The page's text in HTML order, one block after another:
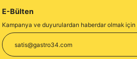
E-Bülten
Kampanya ve duyurulardan haberdar olmak